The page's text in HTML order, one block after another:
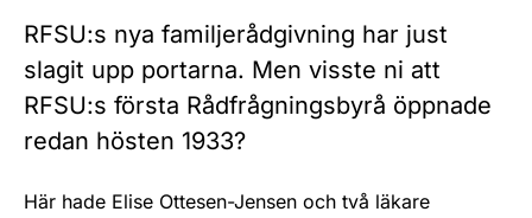
RFSU:s nya familjerådgivning har just
slagit upp portarna. Men visste ni att
RFSU:s första Rådfrågningsbyrå öppnade
redan hösten 1933?
Här hade Elise Ottesen-Jensen och två läkare